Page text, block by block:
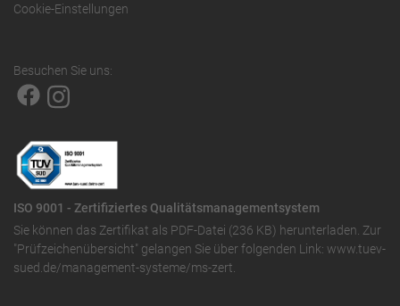
Cookie-Einstellungen
Besuchen Sie uns:
ISO 9001 - Zertifiziertes Qualitätsmanagementsystem
Sie können das Zertifikat als PDF-Datei (236 KB) herunterladen. Zur
"Prüfzeichenübersicht" gelangen Sie über folgenden Link: www.tuev-
sued.de/management-systeme/ms-zert